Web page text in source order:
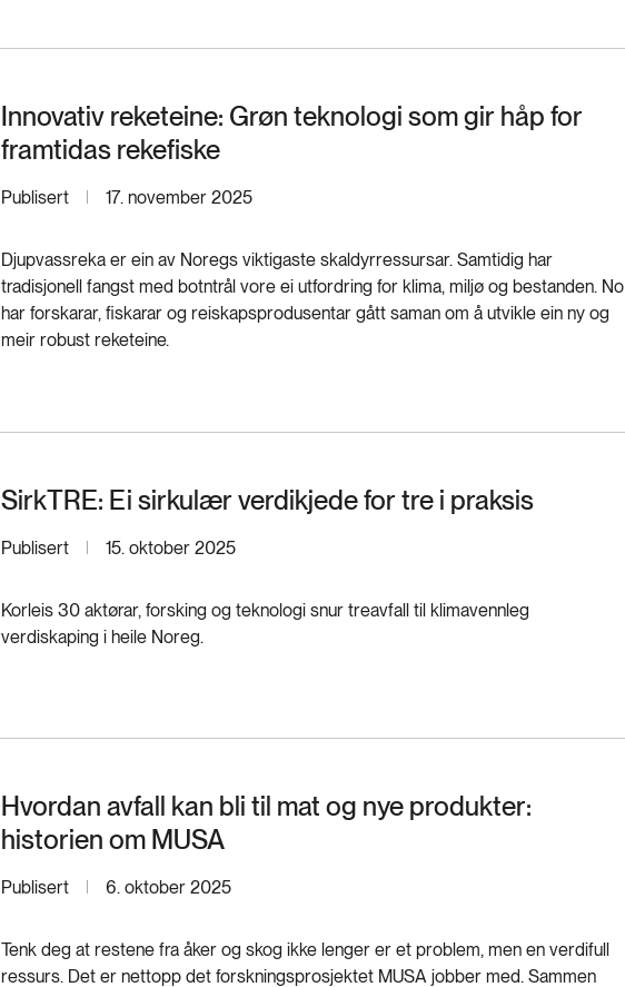
Innovativ reketeine: Grøn teknologi som gir håp for
framtidas rekefiske
Publisert 17. november 2025
Djupvassreka er ein av Noregs viktigaste skaldyrressursar. Samtidig har
tradisjonell fangst med botntrål vore ei utfordring for klima, miljø og bestanden. No
har forskarar, fiskarar og reiskapsprodusentar gått saman om å utvikle ein ny og
meir robust reketeine.
SirkTRE: Ei sirkulær verdikjede for tre i praksis
Publisert 15. oktober 2025
Korleis 30 aktørar, forsking og teknologi snur treavfall til klimavennleg
verdiskaping i heile Noreg.
Hvordan avfall kan bli til mat og nye produkter:
historien om MUSA
Publisert 6. oktober 2025
Tenk deg at restene fra åker og skog ikke lenger er et problem, men en verdifull
ressurs. Det er nettopp det forskningsprosjektet MUSA jobber med. Sammen